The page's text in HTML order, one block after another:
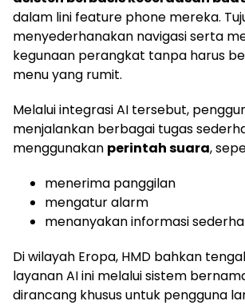
dalam lini feature phone mereka.
menyederhanakan navigasi serta
kegunaan perangkat tanpa harus
menu yang rumit.
Melalui integrasi AI tersebut,
menjalankan berbagai tugas
menggunakan perintah suara,
menerima panggilan
mengatur alarm
menanyakan informasi
Di wilayah Eropa, HMD bahkan
layanan AI ini melalui sistem
dirancang khusus untuk pengguna